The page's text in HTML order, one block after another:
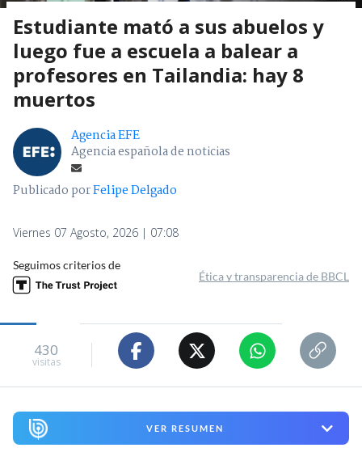
Estudiante mató a sus abuelos y
luego fue a escuela a balear a
profesores en Tailandia: hay 8
muertos
Agencia EFE
Agencia española de noticias
Publicado porFelipe Delgado
Viernes 07 Agosto, 2026 | 07:08
Seguimos criterios de
Ética y transparencia de BBCL
430
visitas
VER RESUMEN